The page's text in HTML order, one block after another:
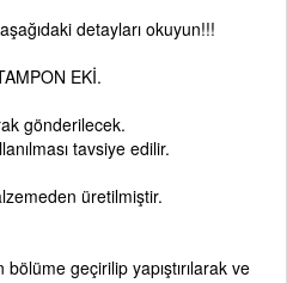
detayları okuyun!!!
EKİ.
gönderilecek.
tavsiye edilir.
üretilmiştir.
geçirilip yapıştırılarak ve